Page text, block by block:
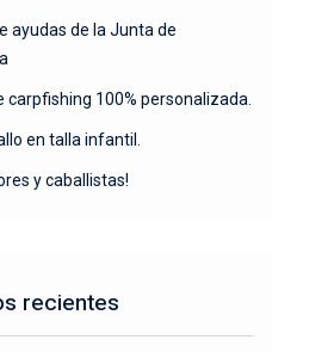
ayudas de la Junta de
carpfishing 100% personalizada.
en talla infantil.
y caballistas!
recientes